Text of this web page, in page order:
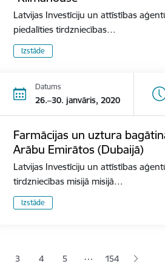
Latvijas Investīciju un attīstības
piedalīties tirdzniecības…
Izstāde
Datums
26.–30. janvāris, 2020
Farmācijas un uztura
Arābu Emirātos (Dubaijā)
Latvijas Investīciju un attīstības
tirdzniecības misijā misijā…
Izstāde
lapaLapa
3 Lapa
4 Lapa
5 … 154